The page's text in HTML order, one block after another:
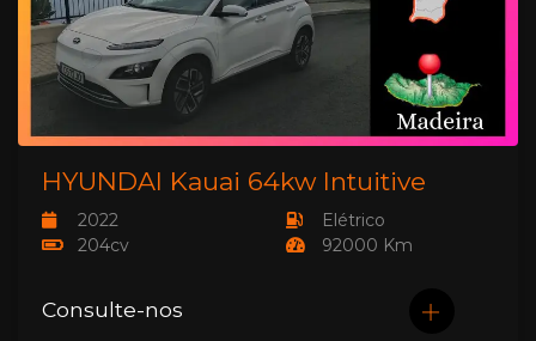
HYUNDAI Kauai 64kw Intuitive
2022
204cv
Elétrico
92000 Km
Consulte-nos